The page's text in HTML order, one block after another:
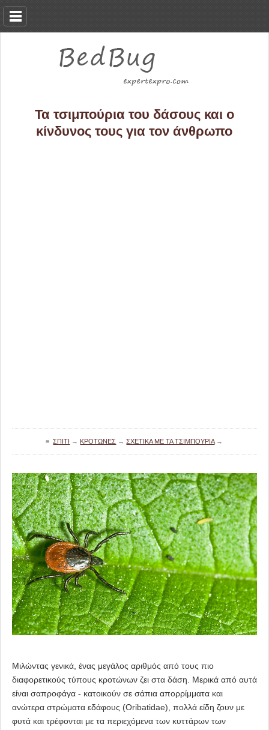
Τα τσιμπούρια του δάσους και ο
κίνδυνος τους για τον άνθρωπο
≡ΣΠΊΤΙ → ΚΡΌΤΩΝΕΣ →ΣΧΕΤΙΚΆ ΜΕ ΤΑ ΤΣΙΜΠΟΎΡΙΑ→
Μιλώντας γενικά, ένας μεγάλος αριθμός από τους πιο
διαφορετικούς τύπους κροτώνων ζει στα δάση. Μερικά από αυτά
είναι σαπροφάγα - κατοικούν σε σάπια απορρίμματα και
ανώτερα στρώματα εδάφους (Oribatidae), πολλά είδη ζουν με
φυτά και τρέφονται με τα περιεχόμενα των κυττάρων των